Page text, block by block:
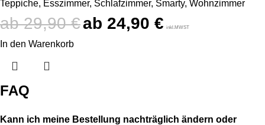
Teppiche, Esszimmer, Schlafzimmer, Smarty, Wohnzimmer
29,90€ 24,90 € inkl.MWST
In den Warenkorb
FAQ
Kann ich meine Bestellung nachträglich ändern oder